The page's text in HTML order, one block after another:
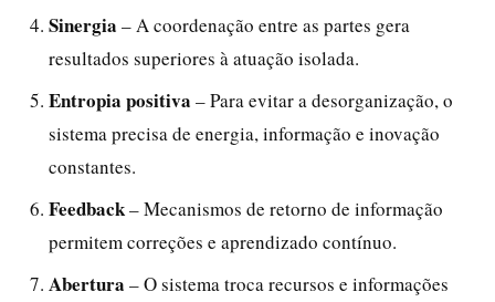
Sinergia – A coordenação entre as partes gera
resultados superiores à atuação isolada.
Entropia positiva – Para evitar a desorganização, o
sistema precisa de energia, informação e inovação
constantes.
Feedback– Mecanismos de retorno de informação
permitem correções e aprendizado contínuo.
Abertura – O sistema troca recursos e informações